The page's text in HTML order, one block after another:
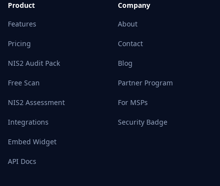
Product
Features
Pricing
NIS2 Audit Pack
Free Scan
NIS2 Assessment
Integrations
Embed Widget
API Docs
Company
About
Contact
Blog
Partner Program
For MSPs
Security Badge